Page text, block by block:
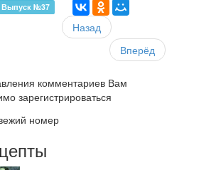
Выпуск №37
Назад
Вперёд
комментариев Вам
зарегистрироваться